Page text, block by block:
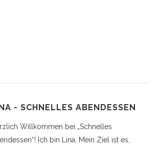
- SCHNELLES ABENDESSEN
Willkommen bei „Schnelles
Ich bin Lina. Mein Ziel ist es,